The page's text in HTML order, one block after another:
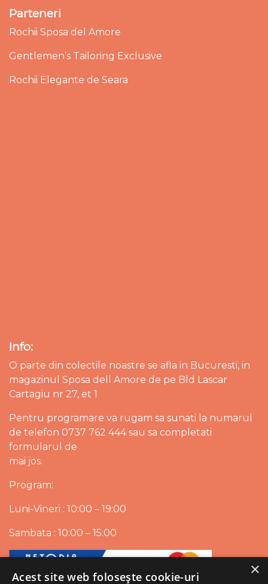
Parteneri
Rochii Sposa del Amore
Gentlemen’s Tailoring Exclusive
Rochii Elegante de Seara
Info:
O parte din colectile noastre se afla in Bucuresti, in
magazinul Sposa dell Amore de pe Bld Lascar
Cartagiu nr 27, et 1
Pentru programare va rugam sa sunati la numarul
de telefon 0737 762 444 sau sa completati
formularul de
mai jos.
Program:
Luni-Vineri : 10:00 – 19:00
Sambata : 10:00 – 15:00
×
Acest site web folosește cookie-uri